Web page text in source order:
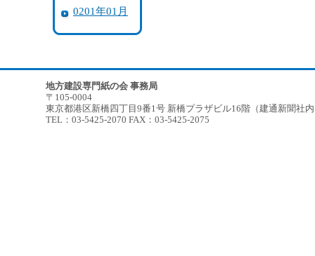
0201年01月
地方建設専門紙の会 事務局
〒105-0004
東京都港区新橋四丁目9番1号 新橋プラザビル16階（建通新聞社
TEL：03-5425-2070 FAX：03-5425-2075